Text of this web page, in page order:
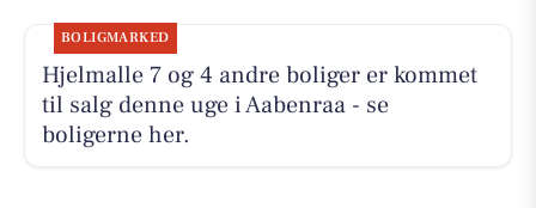
BOLIGMARKED
Hjelmalle 7 og 4 andre boliger er kommet
til salg denne uge i Aabenraa - se
boligerne her.